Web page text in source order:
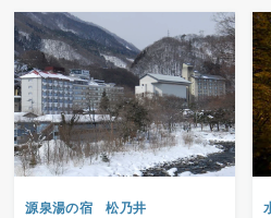
源泉湯の宿 松乃井